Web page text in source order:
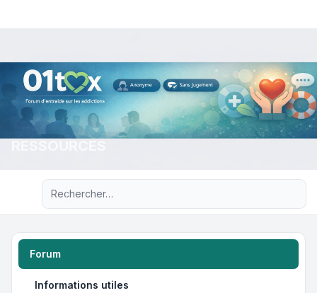
Recherche avancée
Forum
Informations utiles